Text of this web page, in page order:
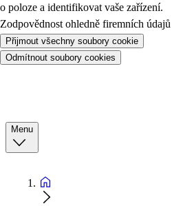
o poloze a identifikovat vaše zařízení.
Zodpovědnost ohledně firemních údajů
Přijmout všechny soubory cookie
Odmítnout soubory cookies
Menu